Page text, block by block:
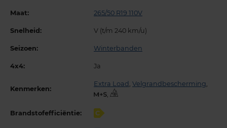
Maat: 265/50 R19 110V
Snelheid: V (t/m 240 km/u)
Seizoen: Winterbanden
4x4: Ja
Kenmerken:
Extra Load , Velgrandbescherming,
,
Brandstofefficiëntie: C